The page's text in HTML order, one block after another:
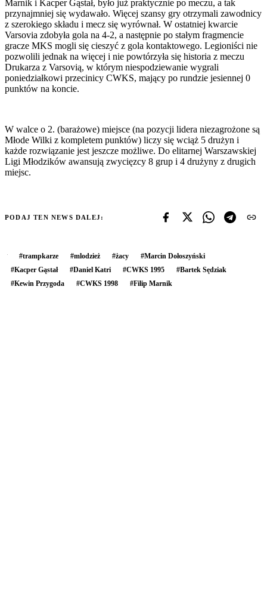
Marnik i Kacper Gąstał, było już praktycznie po meczu, a tak
przynajmniej się wydawało. Więcej szansy gry otrzymali zawodnicy
z szerokiego składu i mecz się wyrównał. W ostatniej kwarcie
Varsovia zdobyła gola na 4-2, a następnie po stałym fragmencie
gracze MKS mogli się cieszyć z gola kontaktowego. Legioniści nie
pozwolili jednak na więcej i nie powtórzyła się historia z meczu
Drukarza z Varsovią, w którym niespodziewanie wygrali
poniedziałkowi przecinicy CWKS, mający po rundzie jesiennej 0
punktów na koncie.
W walce o 2. (barażowe) miejsce (na pozycji lidera niezagrożone są
Młode Wilki z kompletem punktów) liczy się wciąż 5 drużyn i
każde rozwiązanie jest jeszcze możliwe. Do elitarnej Warszawskiej
Ligi Młodzików awansują zwycięzcy 8 grup i 4 drużyny z drugich
miejsc.
PODAJ TEN NEWS DALEJ:
#trampkarze #mlodzież #żacy #Marcin Dołoszyński
#Kacper Gąstał #Daniel Katri #CWKS 1995 #Bartek Sędziak
#Kewin Przygoda #CWKS 1998 #Filip Marnik